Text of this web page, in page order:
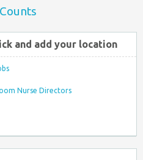
and add your location
Nurse Directors